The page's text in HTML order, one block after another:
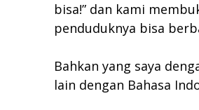
bisa!” dan kami
penduduknya bisa
Bahkan yang saya
lain dengan Bahasa